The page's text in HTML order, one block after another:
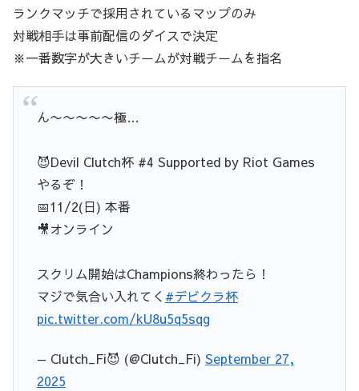
ランクマッチで採用されているマップのみ
対戦相手は事前配信のダイスで決定
※一番数字が大きいチームが対戦チームを指名
ん〜〜〜〜〜極…
😈Devil Clutch杯 #4 Supported by Riot Games
やるぞ！
📅11/2(日) 本番
🎥オンライン
スクリム開始はChampions終わったら！
マジで気合い入れてく #デビクラ杯
pic.twitter.com/kU8u5q5sqg
— Clutch_Fi😈 (@Clutch_Fi) September 27,
2025